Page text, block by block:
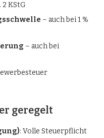
2 KStG
– auch bei 1 %
– auch bei
geregelt
: Volle Steuerpflicht